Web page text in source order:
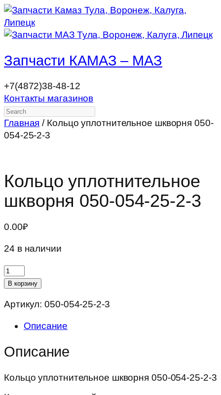
Запчасти КАМАЗ – МАЗ
+7(4872)38-48-12
Контакты магазинов
Search
Главная / Кольцо уплотнительное шкворня 050-
054-25-2-3
Кольцо уплотнительное
шкворня 050-054-25-2-3
0.00₽
24 в наличии
Количество
товара
уплотнительное
050-
25-
3
В корзину
Артикул:050-054-25-2-3
Описание
Описание
Кольцо уплотнительное шкворня 050-054-25-2-3